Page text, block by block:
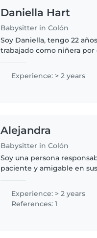
Daniella Hart
Babysitter in Colón
Soy Daniella, tengo 22
trabajado como niñera por
bebés y puedo trabajar a
completa, partida o por
Experience: > 2 years
Alejandra
Babysitter in Colón
Soy una persona
paciente y amigable en
niños pequeños. Tengo dos
de experiencia y me
jugar con los niños. Tengo
Experience: > 2 years
References: 1